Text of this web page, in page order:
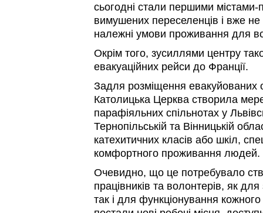
сьогодні стали першими
вимушених переселенців і вже
належні умови проживання для
Окрім того, зусиллями центру
евакуаційних рейси до Франції.
Задля розміщення евакуйованих
Католицька Церква створила
парафіяльних спільнотах у
Тернопільській та Вінницькій
катехитичних класів або шкіл,
комфортного проживання людей.
Очевидно, що це потребувало
працівників та волонтерів, як
так і для функціонування